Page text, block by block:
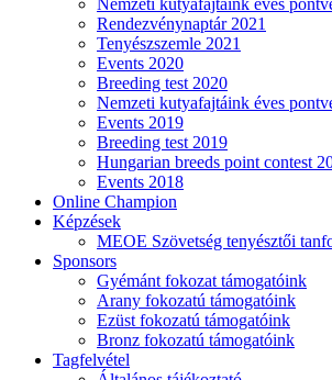
Nemzeti kutyafajtáink éves
Rendezvénynaptár 2021
Tenyészszemle 2021
Events 2020
Breeding test 2020
Nemzeti kutyafajtáink éves
Events 2019
Breeding test 2019
Hungarian breeds point contest
Events 2018
Online Champion
Képzések
MEOE Szövetség tenyésztői
Sponsors
Gyémánt fokozat támogatóink
Arany fokozatú támogatóink
Ezüst fokozatú támogatóink
Bronz fokozatú támogatóink
Tagfelvétel